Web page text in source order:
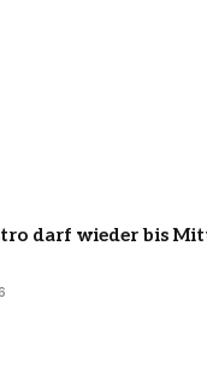
darf wieder bis